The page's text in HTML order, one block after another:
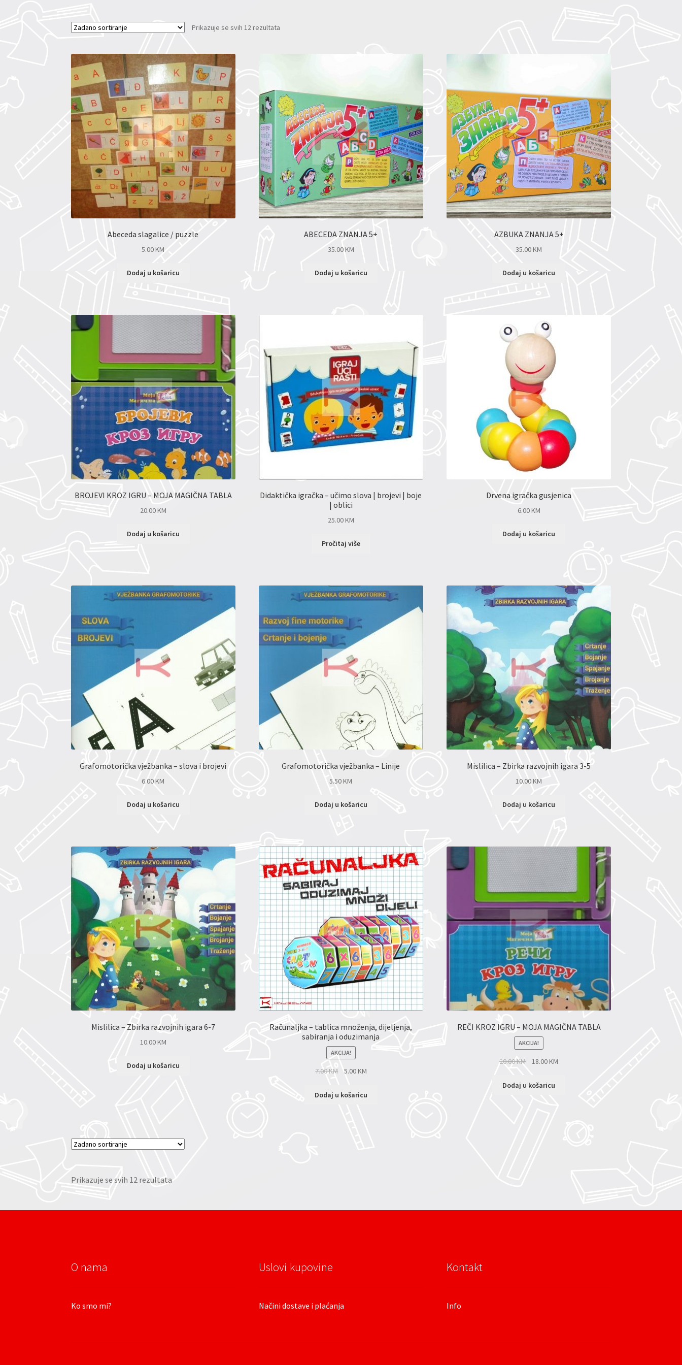
Prikazuje se svih 12 rezultata
Abeceda slagalice / puzzle
5.00KM
Dodaj u košaricu
ABECEDA ZNANJA 5+
35.00KM
Dodaj u košaricu
AZBUKA ZNANJA 5+
35.00KM
Dodaj u košaricu
BROJEVI KROZ IGRU – MOJA MAGIČNA TABLA
20.00KM
Dodaj u košaricu
Didaktička igračka – učimo slova | brojevi | boje
| oblici
25.00KM
Pročitaj više
Drvena igračka gusjenica
6.00KM
Dodaj u košaricu
Grafomotorička vježbanka – slova i brojevi
6.00KM
Dodaj u košaricu
Grafomotorička vježbanka – Linije
5.50KM
Dodaj u košaricu
Mislilica – Zbirka razvojnih igara 3-5
10.00KM
Dodaj u košaricu
Mislilica – Zbirka razvojnih igara 6-7
10.00KM
Dodaj u košaricu
Računaljka – tablica množenja, dijeljenja,
sabiranja i oduzimanja
AKCIJA!
7.00KM 5.00KM
Dodaj u košaricu
REČI KROZ IGRU – MOJA MAGIČNA TABLA
AKCIJA!
20.00KM 18.00KM
Dodaj u košaricu
Prikazuje se svih 12 rezultata
O nama
Ko smo mi?
Uslovi kupovine
Načini dostave i plaćanja
Kontakt
Info